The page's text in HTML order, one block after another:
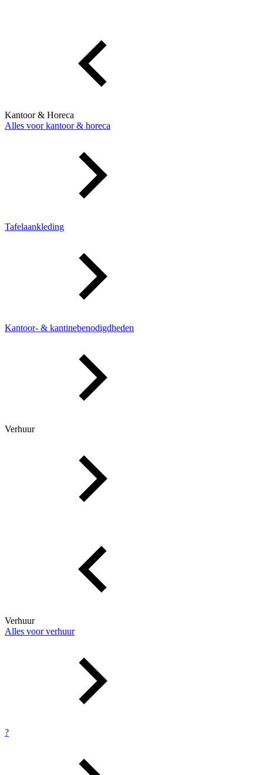
Kantoor & Horeca
Alles voor kantoor & horeca
Tafelaankleding
Kantoor- & kantinebenodigdheden
Verhuur
Verhuur
Alles voor verhuur
?